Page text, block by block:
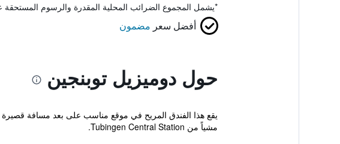
*يشمل المجموع الضرائب المحلية المقدرة والرسوم المستحقة
أفضل سعر مضمون
حول دوميزيل توبنجين
يقع هذا الفندق المريح في موقع مناسب على بعد مسافة قصيرة
مشياً من Tubingen Central Station.